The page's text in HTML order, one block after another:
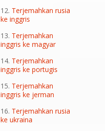
Terjemahkan rusia
ke inggris
Terjemahkan
inggris ke magyar
Terjemahkan
inggris ke portugis
Terjemahkan
inggris ke jerman
Terjemahkan rusia
ke ukraina